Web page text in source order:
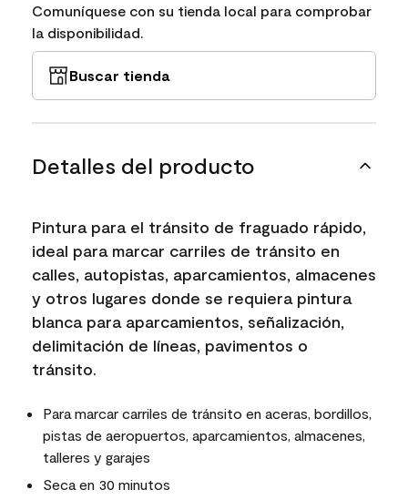
Comuníquese con su tienda local para comprobar
la disponibilidad.
Buscar tienda
Detalles del producto
Pintura para el tránsito de fraguado rápido,
ideal para marcar carriles de tránsito en
calles, autopistas, aparcamientos, almacenes
y otros lugares donde se requiera pintura
blanca para aparcamientos, señalización,
delimitación de líneas, pavimentos o
tránsito.
Para marcar carriles de tránsito en aceras, bordillos,
pistas de aeropuertos, aparcamientos, almacenes,
talleres y garajes
Seca en 30 minutos